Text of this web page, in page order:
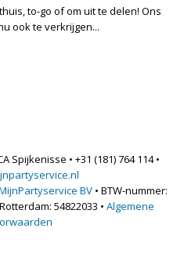
to-go of om uit te delen! Ons
ook te verkrijgen...
Spijkenisse • +31 (181) 764 114 •
BV• BTW-nummer:
54822033 • Algemene